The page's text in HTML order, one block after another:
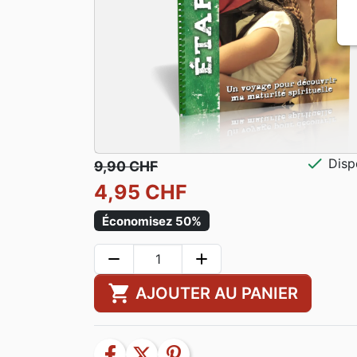
9,90 CHF
4,95 CHF
Économisez 50%
check
remove add
shopping_cart AJOUTER AU PANIER